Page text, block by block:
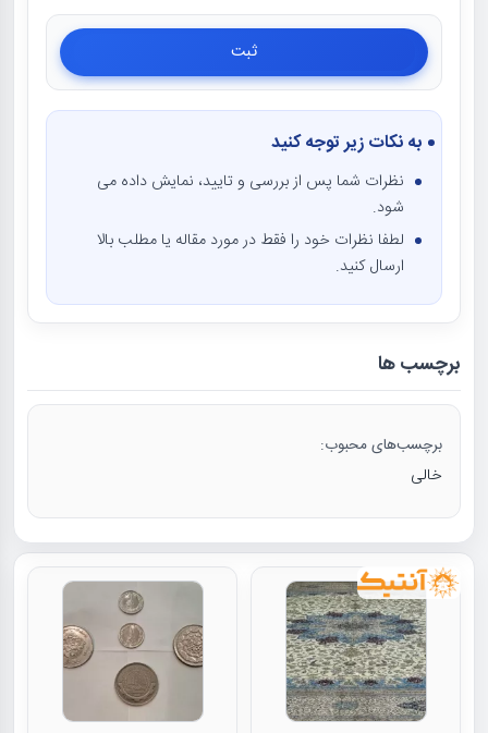
به نکات زیر توجه کنید
نظرات شما پس از بررسی و تایید، نمایش داده می
شود.
لطفا نظرات خود را فقط در مورد مقاله یا مطلب بالا
ارسال کنید.
برچسب ها
برچسب‌های محبوب:
خالی